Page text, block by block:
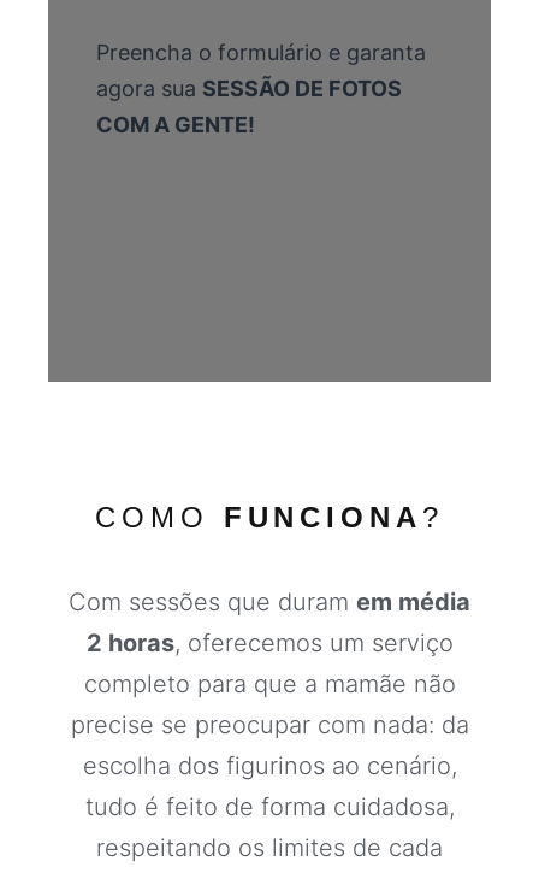
Preencha o formulário e garanta
agora sua SESSÃO DE FOTOS
COM A GENTE!
COMO FUNCIONA ?
Com sessões que duram em média
2 horas, oferecemos um serviço
completo para que a mamãe não
precise se preocupar com nada: da
escolha dos figurinos ao cenário,
tudo é feito de forma cuidadosa,
respeitando os limites de cada